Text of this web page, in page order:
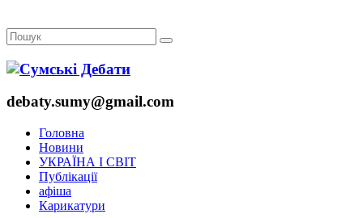
debaty.sumy@gmail.com
Головна
Новини
УКРАЇНА І СВІТ
Публікації
афіша
Карикатури